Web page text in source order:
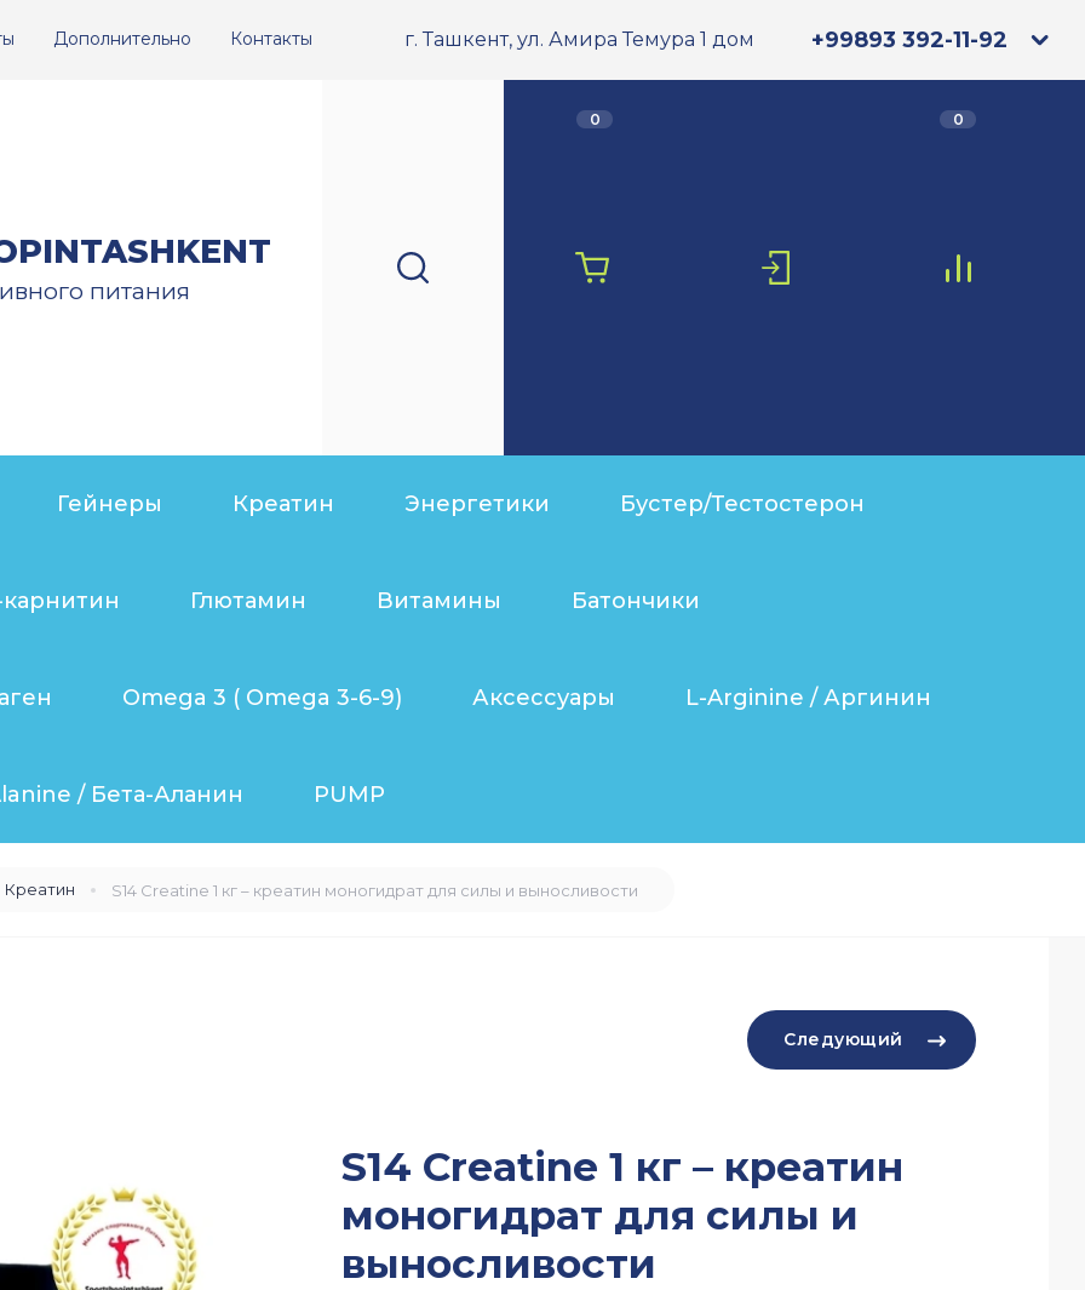
Дополнительно Контакты г. Ташкент, ул. Амира Темура 1 дом +99893 392-11-92
питания
0 0
Гейнеры Креатин Энергетики Бустер/Тестостерон
Глютамин Витамины Батончики
Omega 3 ( Omega 3-6-9) Аксессуары L-Arginine / Аргинин
/ Бета-Аланин PUMP
Креатин S14 Creatine 1 кг – креатин моногидрат для силы и выносливости
Следующий
S14 Creatine 1 кг – креатин
моногидрат для силы и
выносливости